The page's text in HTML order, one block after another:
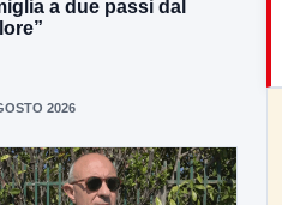
a due passi dal
2026